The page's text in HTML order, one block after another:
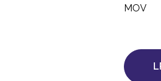
LP2
3.
4.
MOV